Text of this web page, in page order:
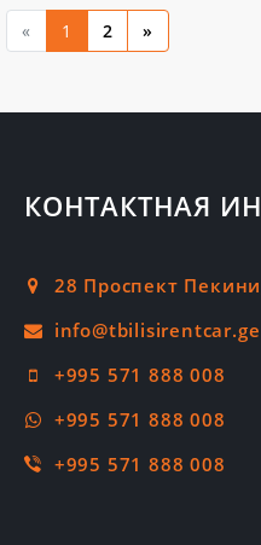
« 1 2 »
КОНТАКТНАЯ
28 Проспект
+995 571 888 008
+995 571 888 008
+995 571 888 008